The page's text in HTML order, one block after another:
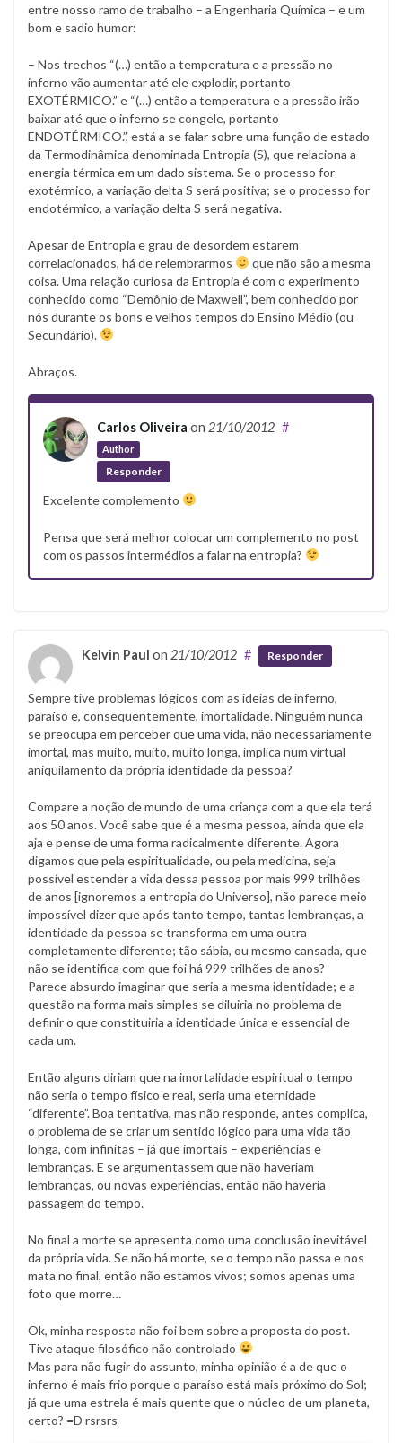
entre nosso ramo de trabalho – a Engenharia Química – e um
bom e sadio humor:
– Nos trechos “(…) então a temperatura e a pressão no
inferno vão aumentar até ele explodir, portanto
EXOTÉRMICO.” e “(…) então a temperatura e a pressão irão
baixar até que o inferno se congele, portanto
ENDOTÉRMICO.”, está a se falar sobre uma função de estado
da Termodinâmica denominada Entropia (S), que relaciona a
energia térmica em um dado sistema. Se o processo for
exotérmico, a variação delta S será positiva; se o processo for
endotérmico, a variação delta S será negativa.
Apesar de Entropia e grau de desordem estarem
correlacionados, há de relembrarmos
que não são a mesma
coisa. Uma relação curiosa da Entropia é com o experimento
conhecido como “Demônio de Maxwell”, bem conhecido por
nós durante os bons e velhos tempos do Ensino Médio (ou
Secundário).
Abraços.
Carlos Oliveira on 21/10/2012
Author
#
Responder
Excelente complemento
Pensa que será melhor colocar um complemento no post
com os passos intermédios a falar na entropia?
Kelvin Paul on 21/10/2012 # Responder
Sempre tive problemas lógicos com as ideias de inferno,
paraíso e, consequentemente, imortalidade. Ninguém nunca
se preocupa em perceber que uma vida, não necessariamente
imortal, mas muito, muito, muito longa, implica num virtual
aniquilamento da própria identidade da pessoa?
Compare a noção de mundo de uma criança com a que ela terá
aos 50 anos. Você sabe que é a mesma pessoa, ainda que ela
aja e pense de uma forma radicalmente diferente. Agora
digamos que pela espiritualidade, ou pela medicina, seja
possível estender a vida dessa pessoa por mais 999 trilhões
de anos [ignoremos a entropia do Universo], não parece meio
impossível dizer que após tanto tempo, tantas lembranças, a
identidade da pessoa se transforma em uma outra
completamente diferente; tão sábia, ou mesmo cansada, que
não se identifica com que foi há 999 trilhões de anos?
Parece absurdo imaginar que seria a mesma identidade; e a
questão na forma mais simples se diluiria no problema de
definir o que constituiria a identidade única e essencial de
cada um.
Então alguns diriam que na imortalidade espiritual o tempo
não seria o tempo físico e real, seria uma eternidade
“diferente”. Boa tentativa, mas não responde, antes complica,
o problema de se criar um sentido lógico para uma vida tão
longa, com infinitas – já que imortais – experiências e
lembranças. E se argumentassem que não haveriam
lembranças, ou novas experiências, então não haveria
passagem do tempo.
No final a morte se apresenta como uma conclusão inevitável
da própria vida. Se não há morte, se o tempo não passa e nos
mata no final, então não estamos vivos; somos apenas uma
foto que morre…
Ok, minha resposta não foi bem sobre a proposta do post.
Tive ataque filosófico não controlado
Mas para não fugir do assunto, minha opinião é a de que o
inferno é mais frio porque o paraíso está mais próximo do Sol;
já que uma estrela é mais quente que o núcleo de um planeta,
certo? =D rsrsrs